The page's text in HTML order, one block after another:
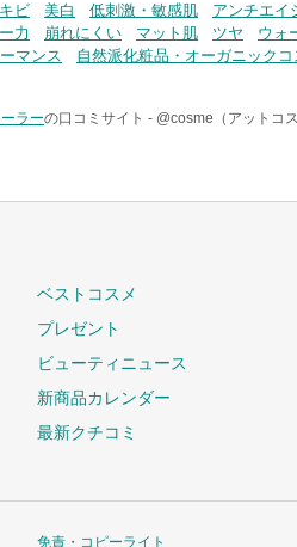
ビ 美白 低刺激・敏感肌 アンチエイ
力 崩れにくい マット肌 ツヤ ウォ
マンス
自然派化粧品・オーガニックコ
ラーの口コミサイト - @cosme（アットコス
ベストコスメ
プレゼント
ビューティニュース
新商品カレンダー
最新クチコミ
免責・コピーライト